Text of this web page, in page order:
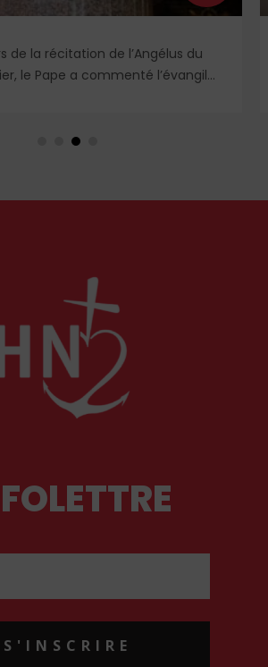
de la récitation de l’Angélus du
le Pape a commenté l’évangile
S'INSCRIRE